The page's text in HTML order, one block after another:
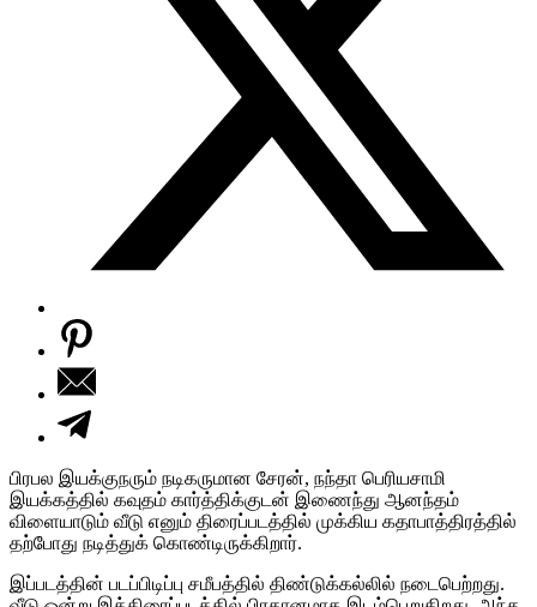
பிரபல இயக்குநரும் நடிகருமான சேரன், நந்தா பெரியசாமி
இயக்கத்தில் கவுதம் கார்த்திக்குடன் இணைந்து ஆனந்தம்
விளையாடும் வீடு எனும் திரைப்படத்தில் முக்கிய கதாபாத்திரத்தில்
தற்போது நடித்துக் கொண்டிருக்கிறார்.
இப்படத்தின் படப்பிடிப்பு சமீபத்தில் திண்டுக்கல்லில் நடைபெற்றது.